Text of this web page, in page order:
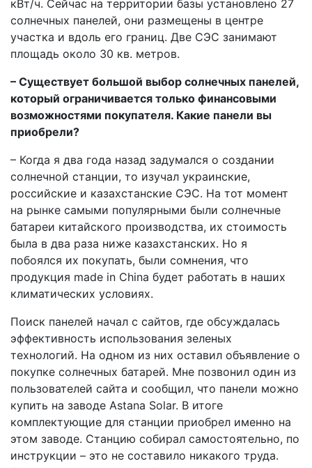
кВт/ч. Сейчас на территории базы установлено 27
солнечных панелей, они размещены в центре
участка и вдоль его границ. Две СЭС занимают
площадь около 30 кв. метров.
– Существует большой выбор солнечных панелей,
который ограничивается только финансовыми
возможностями покупателя. Какие панели вы
приобрели?
– Когда я два года назад задумался о создании
солнечной станции, то изучал украинские,
российские и казахстанские СЭС. На тот момент
на рынке самыми популярными были солнечные
батареи китайского производства, их стоимость
была в два раза ниже казахстанских. Но я
побоялся их покупать, были сомнения, что
продукция made in China будет работать в наших
климатических условиях.
Поиск панелей начал с сайтов, где обсуждалась
эффективность использования зеленых
технологий. На одном из них оставил объявление о
покупке солнечных батарей. Мне позвонил один из
пользователей сайта и сообщил, что панели можно
купить на заводе Astana Solar. В итоге
комплектующие для станции приобрел именно на
этом заводе. Станцию собирал самостоятельно, по
инструкции – это не составило никакого труда.